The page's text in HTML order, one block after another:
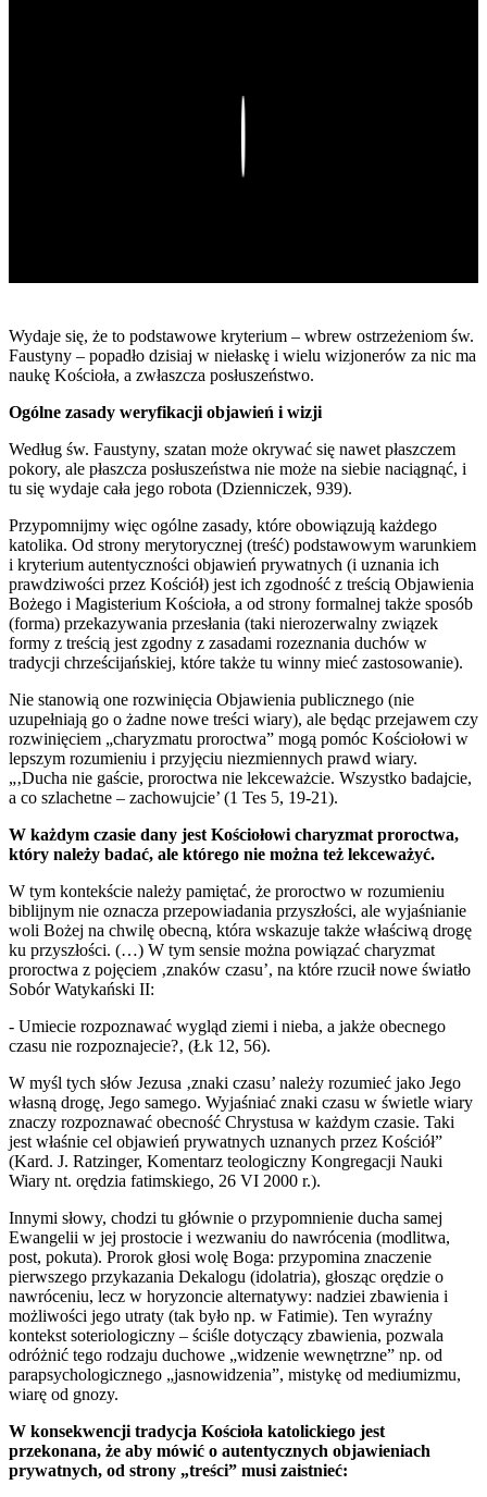
Wydaje się, że to podstawowe kryterium – wbrew ostrzeżeniom św.
Faustyny – popadło dzisiaj w niełaskę i wielu wizjonerów za nic ma
naukę Kościoła, a zwłaszcza posłuszeństwo.
Ogólne zasady weryfikacji objawień i wizji
Według św. Faustyny, szatan może okrywać się nawet płaszczem
pokory, ale płaszcza posłuszeństwa nie może na siebie naciągnąć, i
tu się wydaje cała jego robota (Dzienniczek, 939).
Przypomnijmy więc ogólne zasady, które obowiązują każdego
katolika. Od strony merytorycznej (treść) podstawowym warunkiem
i kryterium autentyczności objawień prywatnych (i uznania ich
prawdziwości przez Kościół) jest ich zgodność z treścią Objawienia
Bożego i Magisterium Kościoła, a od strony formalnej także sposób
(forma) przekazywania przesłania (taki nierozerwalny związek
formy z treścią jest zgodny z zasadami rozeznania duchów w
tradycji chrześcijańskiej, które także tu winny mieć zastosowanie).
Nie stanowią one rozwinięcia Objawienia publicznego (nie
uzupełniają go o żadne nowe treści wiary), ale będąc przejawem czy
rozwinięciem „charyzmatu proroctwa” mogą pomóc Kościołowi w
lepszym rozumieniu i przyjęciu niezmiennych prawd wiary.
„‚Ducha nie gaście, proroctwa nie lekceważcie. Wszystko badajcie,
a co szlachetne – zachowujcie’ (1 Tes 5, 19-21).
W każdym czasie dany jest Kościołowi charyzmat proroctwa,
który należy badać, ale którego nie można też lekceważyć.
W tym kontekście należy pamiętać, że proroctwo w rozumieniu
biblijnym nie oznacza przepowiadania przyszłości, ale wyjaśnianie
woli Bożej na chwilę obecną, która wskazuje także właściwą drogę
ku przyszłości. (…) W tym sensie można powiązać charyzmat
proroctwa z pojęciem ‚znaków czasu’, na które rzucił nowe światło
Sobór Watykański II:
- Umiecie rozpoznawać wygląd ziemi i nieba, a jakże obecnego
czasu nie rozpoznajecie?‚ (Łk 12, 56).
W myśl tych słów Jezusa ‚znaki czasu’ należy rozumieć jako Jego
własną drogę, Jego samego. Wyjaśniać znaki czasu w świetle wiary
znaczy rozpoznawać obecność Chrystusa w każdym czasie. Taki
jest właśnie cel objawień prywatnych uznanych przez Kościół”
(Kard. J. Ratzinger, Komentarz teologiczny Kongregacji Nauki
Wiary nt. orędzia fatimskiego, 26 VI 2000 r.).
Innymi słowy, chodzi tu głównie o przypomnienie ducha samej
Ewangelii w jej prostocie i wezwaniu do nawrócenia (modlitwa,
post, pokuta). Prorok głosi wolę Boga: przypomina znaczenie
pierwszego przykazania Dekalogu (idolatria), głosząc orędzie o
nawróceniu, lecz w horyzoncie alternatywy: nadziei zbawienia i
możliwości jego utraty (tak było np. w Fatimie). Ten wyraźny
kontekst soteriologiczny – ściśle dotyczący zbawienia, pozwala
odróżnić tego rodzaju duchowe „widzenie wewnętrzne” np. od
parapsychologicznego „jasnowidzenia”, mistykę od mediumizmu,
wiarę od gnozy.
W konsekwencji tradycja Kościoła katolickiego jest
przekonana, że aby mówić o autentycznych objawieniach
prywatnych, od strony „treści” musi zaistnieć: